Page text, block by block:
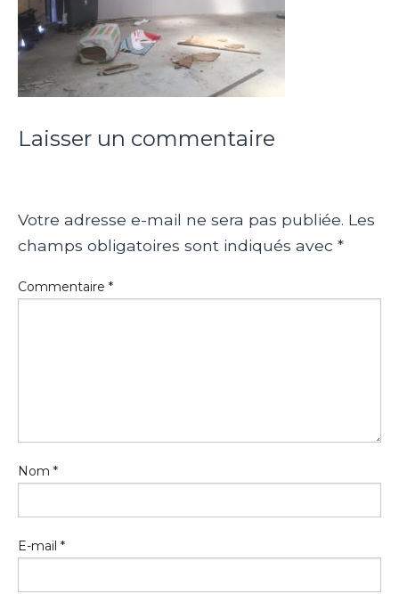
Laisser un commentaire
Votre adresse e-mail ne sera pas publiée. Les
champs obligatoires sont indiqués avec *
Commentaire *
Nom *
E-mail *